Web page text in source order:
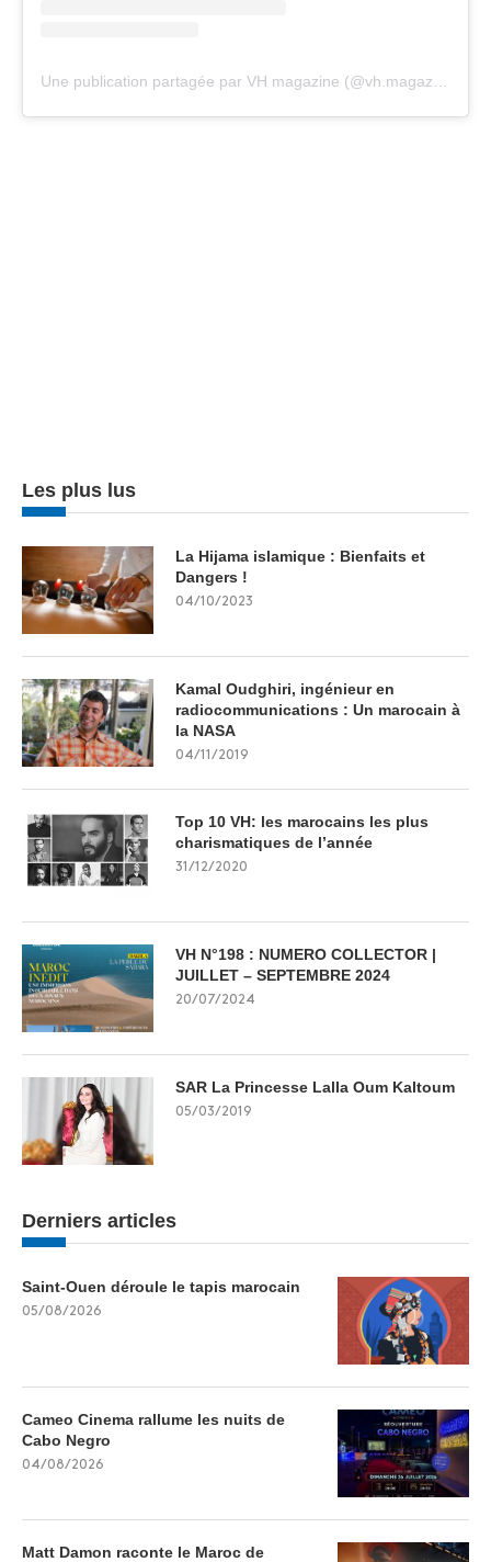
Les plus lus
La Hijama islamique : Bienfaits et
Dangers !
04/10/2023
Kamal Oudghiri, ingénieur en
radiocommunications : Un marocain à
la NASA
04/11/2019
Top 10 VH: les marocains les plus
charismatiques de l’année
31/12/2020
VH N°198 : NUMERO COLLECTOR |
JUILLET – SEPTEMBRE 2024
20/07/2024
SAR La Princesse Lalla Oum Kaltoum
05/03/2019
Derniers articles
Saint-Ouen déroule le tapis marocain
05/08/2026
Cameo Cinema rallume les nuits de
Cabo Negro
04/08/2026
Matt Damon raconte le Maroc de